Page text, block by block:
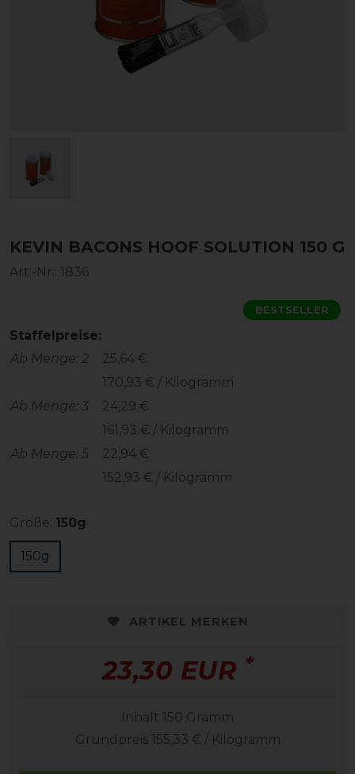
KEVIN BACONS HOOF SOLUTION 150 G
Art.-Nr.: 1836
BESTSELLER
Staffelpreise:
Ab Menge: 2
25,64 €
170,93 € / Kilogramm
Ab Menge: 3
24,29 €
161,93 € / Kilogramm
Ab Menge: 5
22,94 €
152,93 € / Kilogramm
Größe: 150g
150g
ARTIKEL MERKEN
23,30 EUR *
Inhalt 150 Gramm
Grundpreis 155,33 € / Kilogramm